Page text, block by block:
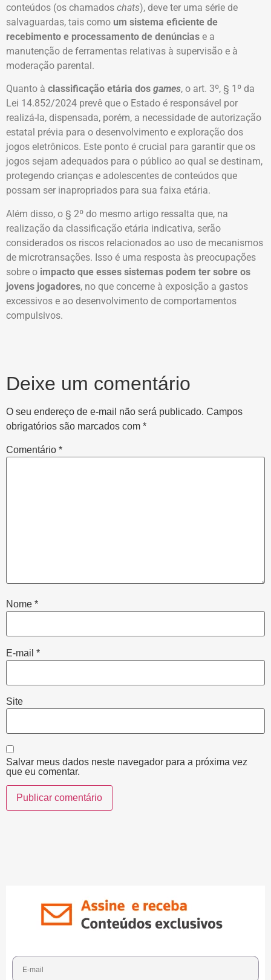
conteúdos (os chamados chats), deve ter uma série de
salvaguardas, tais como um sistema eficiente de
recebimento e processamento de denúncias e a
manutenção de ferramentas relativas à supervisão e à
moderação parental.
Quanto à classificação etária dos games, o art. 3º, § 1º da
Lei 14.852/2024 prevê que o Estado é responsável por
realizá-la, dispensada, porém, a necessidade de autorização
estatal prévia para o desenvolvimento e exploração dos
jogos eletrônicos. Este ponto é crucial para garantir que os
jogos sejam adequados para o público ao qual se destinam,
protegendo crianças e adolescentes de conteúdos que
possam ser inapropriados para sua faixa etária.
Além disso, o § 2º do mesmo artigo ressalta que, na
realização da classificação etária indicativa, serão
considerados os riscos relacionados ao uso de mecanismos
de microtransações. Isso é uma resposta às preocupações
sobre o impacto que esses sistemas podem ter sobre os
jovens jogadores, no que concerne à exposição a gastos
excessivos e ao desenvolvimento de comportamentos
compulsivos.
Deixe um comentário
O seu endereço de e-mail não será publicado. Campos
obrigatórios são marcados com *
Comentário *
Nome *
E-mail *
Site
Salvar meus dados neste navegador para a próxima vez
que eu comentar.